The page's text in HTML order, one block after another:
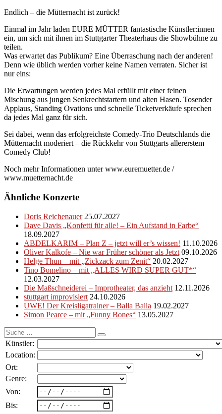
Endlich – die Mütternacht ist zurück!
Einmal im Jahr laden EURE MÜTTER fantastische Künstler:innen
ein, um sich mit ihnen im Stuttgarter Theaterhaus die Showbühne zu
teilen.
Was erwartet das Publikum? Eine Überraschung nach der anderen!
Denn wie üblich werden vorher keine Namen verraten. Sicher ist
nur eins:
Die Erwartungen werden jedes Mal erfüllt mit einer feinen
Mischung aus jungen Senkrechtstartern und alten Hasen. Tosender
Applaus, Standing Ovations und schnelle Ticketverkäufe sprechen
da jedes Mal ganz für sich.
Sei dabei, wenn das erfolgreichste Comedy-Trio Deutschlands die
Mütternacht moderiert – die Rückkehr von Stuttgarts allererstem
Comedy Club!
Noch mehr Informationen unter www.euremuetter.de /
www.muetternacht.de
Ähnliche Konzerte
Doris Reichenauer 25.07.2027
Dave Davis „Konfetti für alle! – Ein Aufstand in Farbe“
18.09.2027
ABDELKARIM – Plan Z – jetzt will er’s wissen! 11.10.2026
Oliver Kalkofe – Nie war Früher schöner als Jetzt 09.10.2026
Helge Thun – mit „Zickzack zum Zenit“ 20.02.2027
Tino Bomelino – mit „ALLES WIRD SUPER GUT*“
12.03.2027
Die Maßschneiderei – Improtheater, das anzieht 12.11.2026
stuttgart improvisiert 24.10.2026
UWE! Der Kreisligatrainer – Balla Balla 19.02.2027
Simon Pearce – mit „Funny Bones“ 13.05.2027
Suche
nach:
Künstler:
Location:
Ort:
Genre:
Von:
Bis: